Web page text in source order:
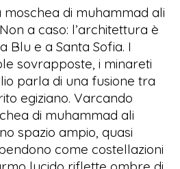
di muhammad ali
a caso: l’architettura è
Blu e a Santa Sofia. I
sovrapposte, i minareti
parla di una fusione tra
egiziano. Varcando
di muhammad ali
spazio ampio, quasi
come costellazioni